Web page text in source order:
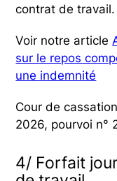
contrat de travail.
Voir notre article
sur le repos
une indemnité
Cour de
2026, pourvoi n°
4/ Forfait